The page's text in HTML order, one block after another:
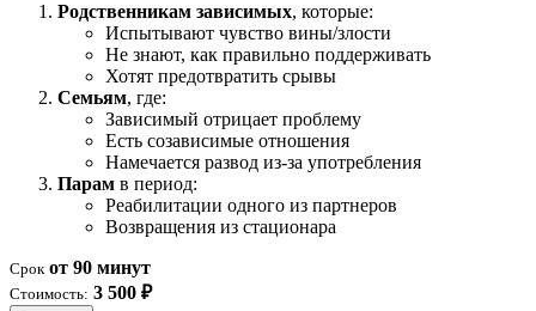
Родственникам зависимых, которые:
Испытывают чувство вины/злости
Не знают, как правильно поддерживать
Хотят предотвратить срывы
Семьям, где:
Зависимый отрицает проблему
Есть созависимые отношения
Намечается развод из-за употребления
Парам в период:
Реабилитации одного из партнеров
Возвращения из стационара
Срок от 90 минут
Стоимость: 3 500 ₽